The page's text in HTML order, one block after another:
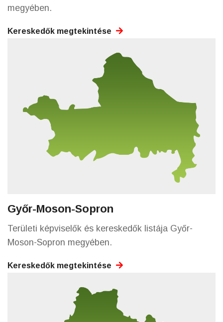
megyében.
Kereskedők megtekintése
Győr-Moson-Sopron
Területi képviselők és kereskedők listája Győr-
Moson-Sopron megyében.
Kereskedők megtekintése